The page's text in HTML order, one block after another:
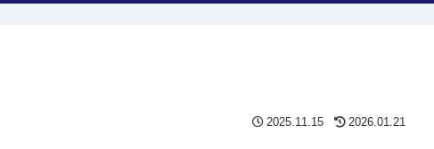
2025.11.15 2026.01.21